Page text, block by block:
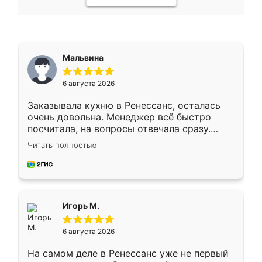
Мальвина
6 августа 2026
Заказывала кухню в Ренессанс, осталась
очень довольна. Менеджер всё быстро
посчитала, на вопросы отвечала сразу.
Замерщик приехал в субботу, подошёл к
делу со всей ответственностью. Собрали
за день, ребята работали аккуратно, даже
Читать полностью
Игорь М.
6 августа 2026
На самом деле в Ренессанс уже не первый